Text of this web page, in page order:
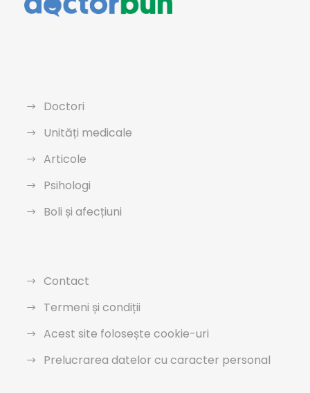
Doctori
Unități medicale
Articole
Psihologi
Boli și afecțiuni
Contact
Termeni și condiții
Acest site folosește cookie-uri
Prelucrarea datelor cu caracter personal